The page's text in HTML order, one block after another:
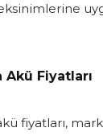
Akü Fiyatları
fiyatları,